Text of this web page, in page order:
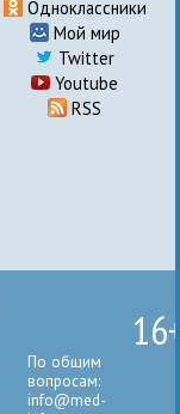
Одноклассники
Мой мир
Twitter
Youtube
RSS
По общим
вопросам:
info@med-